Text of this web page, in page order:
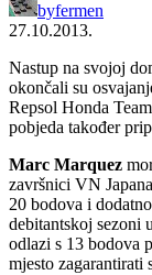
byfermen
27.10.2013.
Nastup na svojoj
okončali su
Repsol Honda
pobjeda također
Marc Marquez
završnici VN
20 bodova i
debitantskoj sezoni
odlazi s 13 bodova
mjesto zagarantirati